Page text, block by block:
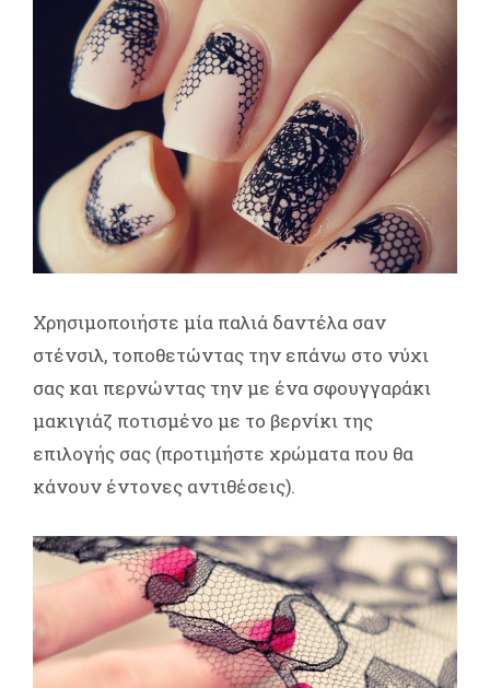
Χρησιμοποιήστε μία παλιά δαντέλα σαν
στένσιλ, τοποθετώντας την επάνω στο νύχι
σας και περνώντας την με ένα σφουγγαράκι
μακιγιάζ ποτισμένο με το βερνίκι της
επιλογής σας (προτιμήστε χρώματα που θα
κάνουν έντονες αντιθέσεις).